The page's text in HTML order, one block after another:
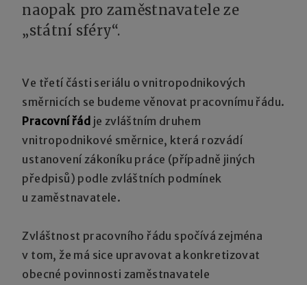
naopak pro zaměstnavatele ze
„státní sféry“.
Ve třetí části seriálu o vnitropodnikových
směrnicích se budeme věnovat pracovnímu řádu.
Pracovní řád je zvláštním druhem
vnitropodnikové směrnice, která rozvádí
ustanovení zákoníku práce (případně jiných
předpisů) podle zvláštních podmínek
u zaměstnavatele.
Zvláštnost pracovního řádu spočívá zejména
v tom, že má sice upravovat a konkretizovat
obecné povinnosti zaměstnavatele